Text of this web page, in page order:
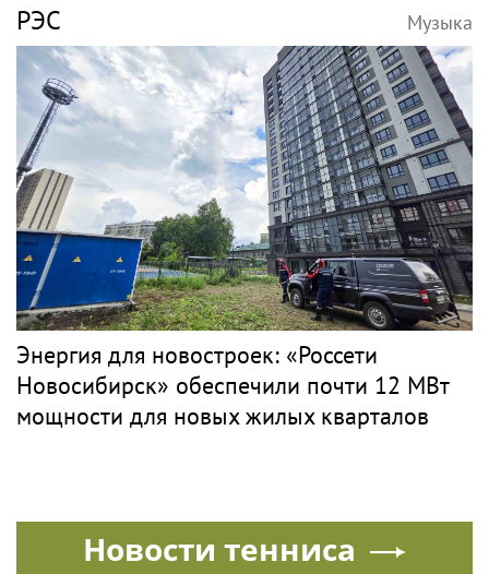
РЭС Музыка
Энергия для новостроек: «Россети
Новосибирск» обеспечили почти 12 МВт
мощности для новых жилых кварталов
Новости тенниса